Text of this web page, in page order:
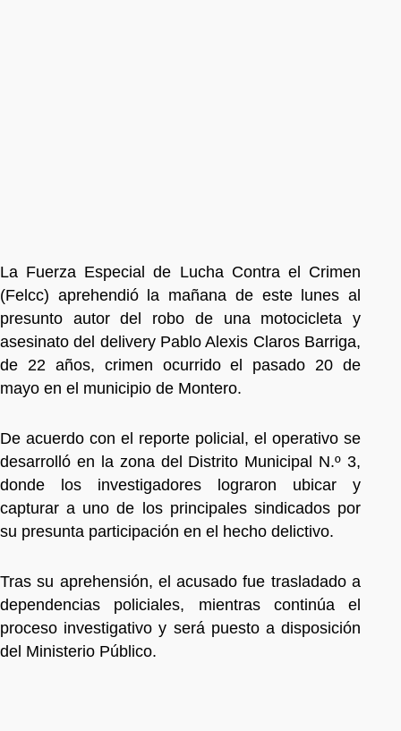
La Fuerza Especial de Lucha Contra el Crimen
(Felcc) aprehendió la mañana de este lunes al
presunto autor del robo de una motocicleta y
asesinato del delivery Pablo Alexis Claros Barriga,
de 22 años, crimen ocurrido el pasado 20 de
mayo en el municipio de Montero.
De acuerdo con el reporte policial, el operativo se
desarrolló en la zona del Distrito Municipal N.º 3,
donde los investigadores lograron ubicar y
capturar a uno de los principales sindicados por
su presunta participación en el hecho delictivo.
Tras su aprehensión, el acusado fue trasladado a
dependencias policiales, mientras continúa el
proceso investigativo y será puesto a disposición
del Ministerio Público.